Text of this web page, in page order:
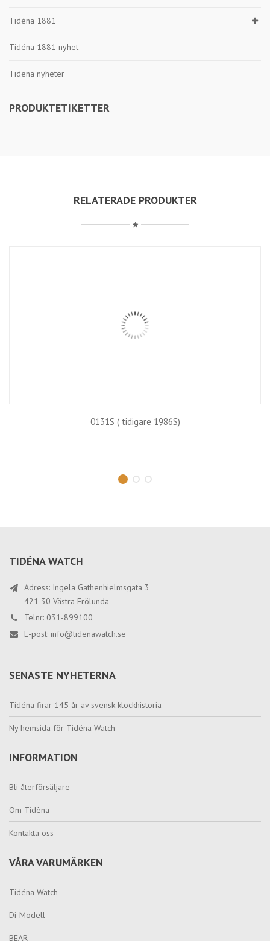
Tidéna 1881
Tidéna 1881 nyhet
Tidena nyheter
PRODUKTETIKETTER
RELATERADE PRODUKTER
0131S ( tidigare 1986S)
TIDÉNA WATCH
Adress: Ingela Gathenhielmsgata 3
421 30 Västra Frölunda
Telnr: 031-899100
E-post: info@tidenawatch.se
SENASTE NYHETERNA
Tidéna firar 145 år av svensk klockhistoria
Ny hemsida för Tidéna Watch
INFORMATION
Bli återförsäljare
Om Tidèna
Kontakta oss
VÅRA VARUMÄRKEN
Tidéna Watch
Di-Modell
BEAR